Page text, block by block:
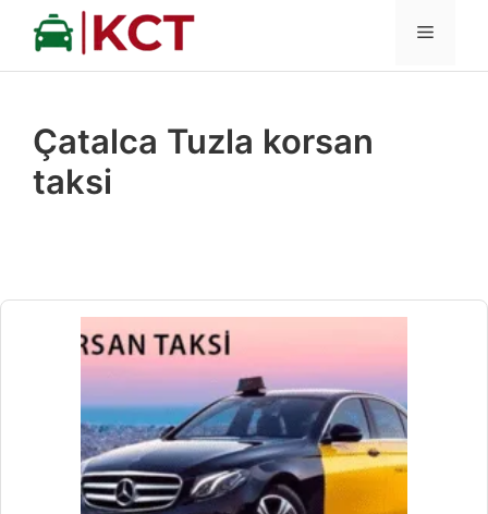
İçeriğe
MENÜ
Çatalca Tuzla korsan
taksi